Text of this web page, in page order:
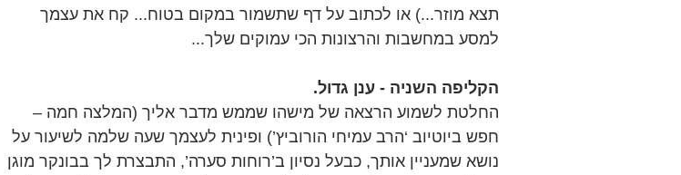
תצא מוזר...) או לכתוב על דף שתשמור במקום בטוח... קח את עצמך
למסע במחשבות והרצונות הכי עמוקים שלך...
הקליפה השניה - ענן גדול.
החלטת לשמוע הרצאה של מישהו שממש מדבר אליך (המלצה חמה –
חפש ביוטיוב ‘הרב עמיחי הורוביץ’) ופינית לעצמך שעה שלמה לשיעור על
נושא שמעניין אותך, כבעל נסיון ב’רוחות סערה’, התבצרת לך בבונקר מוגן